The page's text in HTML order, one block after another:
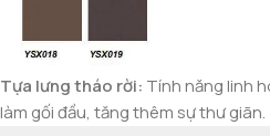
Tựa lưng tháo rời: Tính năng linh
làm gối đầu, tăng thêm sự thư giãn.